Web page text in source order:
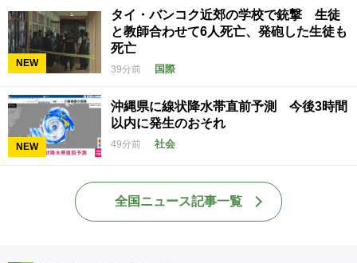
NEW
タイ・バンコク近郊の学校で銃撃 生徒
と教師合わせて6人死亡、発砲した生徒も
死亡
39分前 国際
NEW
沖縄県に線状降水帯直前予測 今後3時間
以内に発生のおそれ
49分前 社会
全国ニュース記事一覧